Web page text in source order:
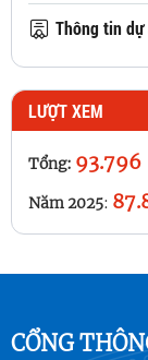
Thông tin dự
LƯỢT XEM
Tổng: 93.796
Năm 2025:
CỔNG